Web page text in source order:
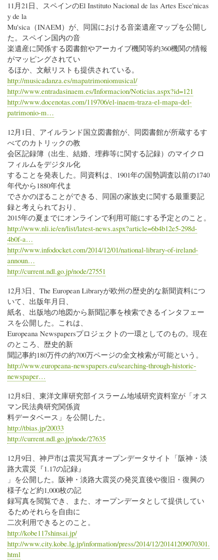
11月21日、スペインのEl Instituto Nacional de las Artes Esce'nicas
y de la
Mu'sica（INAEM）が、同国における音楽遺産マップを公開し
た。スペイン国内の音
楽遺産に関係する図書館やアーカイブ機関等約360機関の情報
がマッピングされてい
るほか、文献リストも提供されている。
http://musicadanza.es/mapatrimoniomusical/
http://www.entradasinaem.es/Informacion/Noticias.aspx?id=121
http://www.docenotas.com/119706/el-inaem-traza-el-mapa-del-
patrimonio-m…
12月1日、アイルランド国立図書館が、同図書館が所蔵するす
べてのカトリックの教
会区記録簿（出生、結婚、埋葬等に関する記録）のマイクロ
フィルムをデジタル化
することを発表した。同資料は、1901年の国勢調査以前の1740
年代から1880年代ま
でさかのぼることができる、同国の家族史に関する最重要記
録と考えられており、
2015年の夏までにオンラインで利用可能にする予定とのこと。
http://www.nli.ie/en/list/latest-news.aspx?article=6b4b12e5-298d-
4b0f-a…
http://www.infodocket.com/2014/12/01/national-library-of-ireland-
announ…
http://current.ndl.go.jp/node/27551
12月3日、The European Libraryが欧州の歴史的な新聞資料につ
いて、出版年月日、
紙名、出版地の地図から新聞記事を検索できるインタフェー
スを公開した。これは、
Europeana Newspapersプロジェクトの一環としてのもの。現在
のところ、歴史的新
聞記事約180万件の約700万ページの全文検索が可能という。
http://www.europeana-newspapers.eu/searching-through-historic-
newspaper…
12月8日、東洋文庫研究部イスラーム地域研究資料室が「オス
マン民法典研究関係資
料データベース」を公開した。
http://tbias.jp/20033
http://current.ndl.go.jp/node/27635
12月9日、神戸市は震災写真オープンデータサイト「阪神・淡
路大震災『1.17の記録』
」を公開した。阪神・淡路大震災の発災直後や復旧・復興の
様子など約1,000枚の記
録写真を閲覧でき、また、オープンデータとして提供してい
るためそれらを自由に
二次利用できるとのこと。
http://kobe117shinsai.jp/
http://www.city.kobe.lg.jp/information/press/2014/12/20141209070301.
html